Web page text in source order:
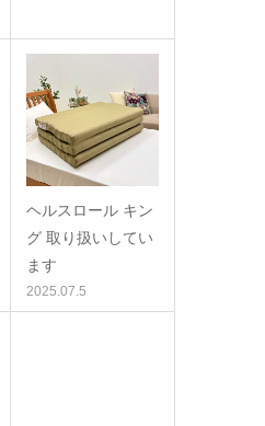
ヘルスロール キン
グ 取り扱いしてい
ます
2025.07.5